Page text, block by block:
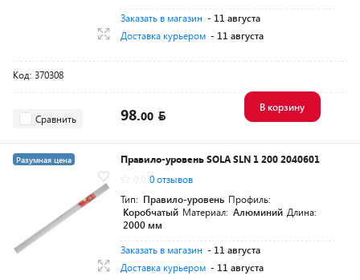
Заказать в магазин - 11 августа
Доставка курьером - 11 августа
Код: 370308
Сравнить 98.00
В корзину
Разумная цена
Правило-уровень SOLA SLN 1 200 2040601
0 отзывов
Тип: Правило-уровень Профиль:
Коробчатый Материал: Алюминий Длина:
2000 мм
Заказать в магазин - 11 августа
Доставка курьером - 11 августа